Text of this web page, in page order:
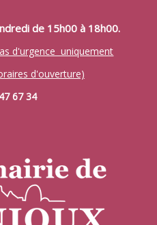
de 15h00 à 18h00.
d'urgence uniquement
d'ouverture)
67 34